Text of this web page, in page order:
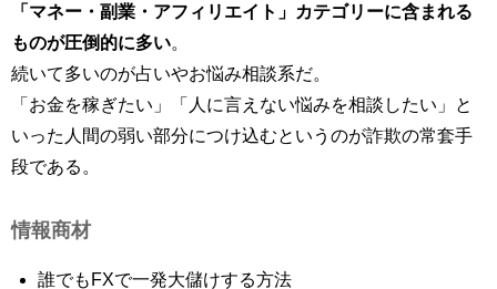
「マネー・副業・アフィリエイト」カテゴリーに含まれる
ものが圧倒的に多い。
続いて多いのが占いやお悩み相談系だ。
「お金を稼ぎたい」「人に言えない悩みを相談したい」と
いった人間の弱い部分につけ込むというのが詐欺の常套手
段である。
情報商材
誰でもFXで一発大儲けする方法